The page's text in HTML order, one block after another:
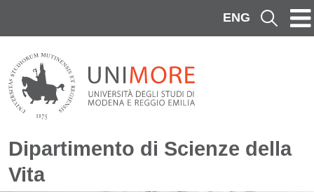
ENG Cerca
Dipartimento di Scienze della
Vita